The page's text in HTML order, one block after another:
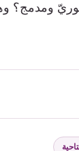
ومدمج؟